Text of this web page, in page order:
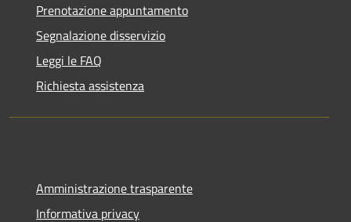
Prenotazione appuntamento
Segnalazione disservizio
Leggi le FAQ
Richiesta assistenza
Amministrazione trasparente
Informativa privacy